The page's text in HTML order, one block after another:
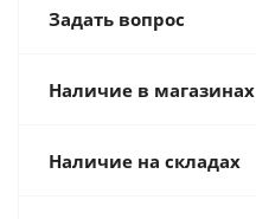
Задать вопрос
Наличие в магазинах
Наличие на складах